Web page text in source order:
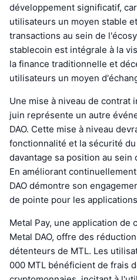
développement significatif,
utilisateurs un moyen stable
transactions au sein de
stablecoin est intégrale à la
la finance traditionnelle et
utilisateurs un moyen
Une mise à niveau de
juin représente un autre
DAO. Cette mise à niveau
fonctionnalité et la sécurité
davantage sa position au sein
En améliorant
DAO démontre son
de pointe pour les
Metal Pay, une application de
Metal DAO, offre des
détenteurs de MTL. Les
000 MTL bénéficient de frais